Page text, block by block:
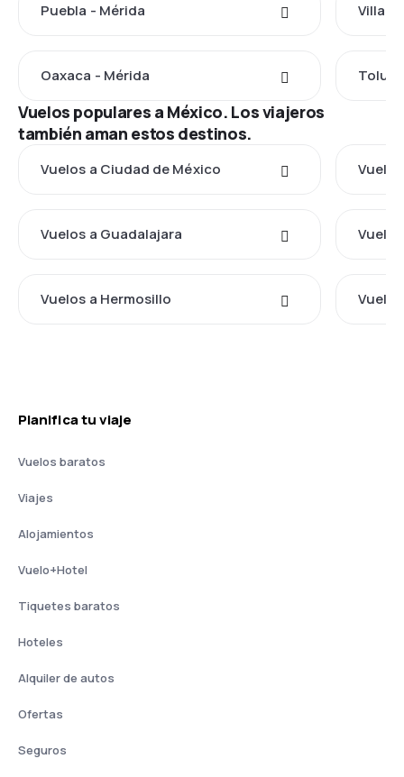
Puebla - Mérida
Oaxaca - Mérida
Vuelos populares a México. Los viajeros
también aman estos destinos.
Vuelos a Ciudad de México
Vuelos a Guadalajara
Vuelos a Hermosillo
Planifica tu viaje
Vuelos baratos
Viajes
Alojamientos
Vuelo+Hotel
Tiquetes baratos
Hoteles
Alquiler de autos
Ofertas
Seguros